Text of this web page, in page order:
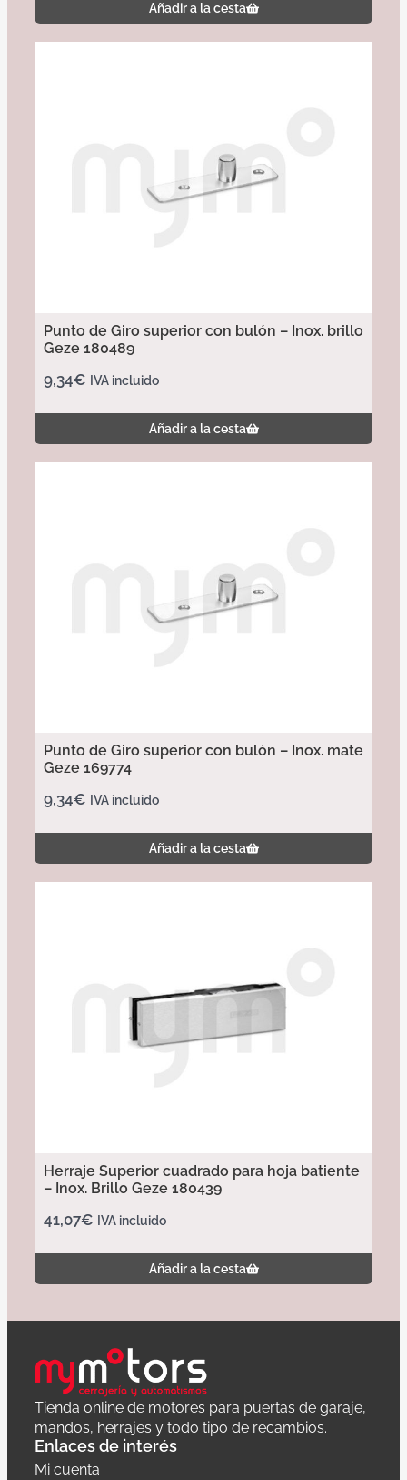
Añadir a la cesta
Punto de Giro superior con bulón – Inox. brillo
Geze 180489
9,34€ IVA incluido
Añadir a la cesta
Punto de Giro superior con bulón – Inox. mate
Geze 169774
9,34€ IVA incluido
Añadir a la cesta
Herraje Superior cuadrado para hoja batiente
– Inox. Brillo Geze 180439
41,07€ IVA incluido
Añadir a la cesta
Tienda online de motores para puertas de garaje,
mandos, herrajes y todo tipo de recambios.
Enlaces de interés
Mi cuenta